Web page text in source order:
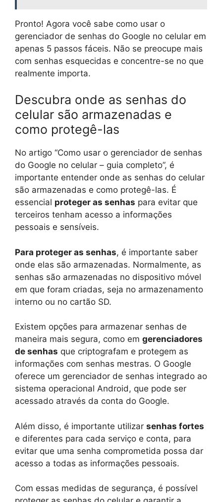
Pronto! Agora você sabe como usar o
gerenciador de senhas do Google no celular em
apenas 5 passos fáceis. Não se preocupe mais
com senhas esquecidas e concentre-se no que
realmente importa.
Descubra onde as senhas do
celular são armazenadas e
como protegê-las
No artigo “Como usar o gerenciador de senhas
do Google no celular – guia completo”, é
importante entender onde as senhas do celular
são armazenadas e como protegê-las. É
essencial proteger as senhas para evitar que
terceiros tenham acesso a informações
pessoais e sensíveis.
Para proteger as senhas, é importante saber
onde elas são armazenadas. Normalmente, as
senhas são armazenadas no dispositivo móvel
em que foram criadas, seja no armazenamento
interno ou no cartão SD.
Existem opções para armazenar senhas de
maneira mais segura, como em gerenciadores
de senhas que criptografam e protegem as
informações com senhas mestras. O Google
oferece um gerenciador de senhas integrado ao
sistema operacional Android, que pode ser
acessado através da conta do Google.
Além disso, é importante utilizar senhas fortes
e diferentes para cada serviço e conta, para
evitar que uma senha comprometida possa dar
acesso a todas as informações pessoais.
Com essas medidas de segurança, é possível